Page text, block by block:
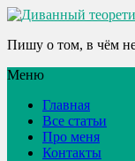
Пишу о том, в чём
Меню
Главная
Все статьи
Про меня
Контакты